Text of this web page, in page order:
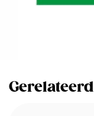
Gerelateerd